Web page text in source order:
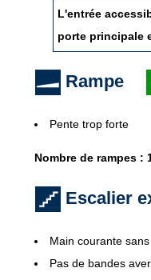
L'entrée
porte principale
Rampe
Pente trop forte
Nombre de rampes :
Escalier
Main courante
Pas de bandes